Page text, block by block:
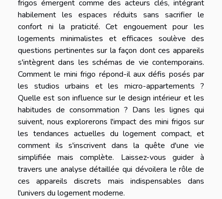
frigos émergent comme des acteurs clés, intégrant
habilement les espaces réduits sans sacrifier le
confort ni la praticité. Cet engouement pour les
logements minimalistes et efficaces soulève des
questions pertinentes sur la façon dont ces appareils
s'intègrent dans les schémas de vie contemporains.
Comment le mini frigo répond-il aux défis posés par
les studios urbains et les micro-appartements ?
Quelle est son influence sur le design intérieur et les
habitudes de consommation ? Dans les lignes qui
suivent, nous explorerons l'impact des mini frigos sur
les tendances actuelles du logement compact, et
comment ils s'inscrivent dans la quête d'une vie
simplifiée mais complète. Laissez-vous guider à
travers une analyse détaillée qui dévoilera le rôle de
ces appareils discrets mais indispensables dans
l'univers du logement moderne.